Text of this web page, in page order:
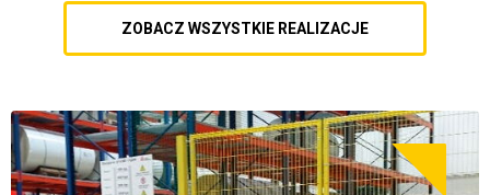
ZOBACZ WSZYSTKIE REALIZACJE